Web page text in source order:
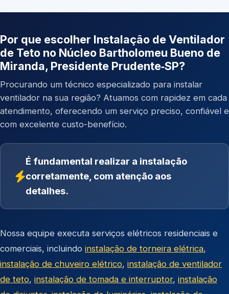
Por que escolher Instalação de Ventilador
de Teto no Núcleo Bartholomeu Bueno de
Miranda, Presidente Prudente‑SP?
Procurando um técnico especializado para instalar
ventilador na sua região? Atuamos com rapidez em cada
atendimento, oferecendo um serviço preciso, confiável e
com excelente custo-benefício.
É fundamental realizar a instalação
corretamente, com atenção aos
detalhes.
Nossa equipe executa serviços elétricos residenciais e
comerciais, incluindo instalação de torneira elétrica,
instalação de chuveiro elétrico, instalação de ventilador
de teto, instalação de tomada e interruptor, instalação